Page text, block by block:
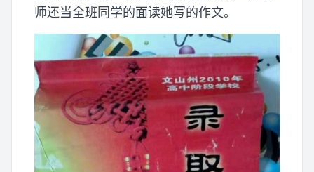
师还当全班同学的面读她写的作文。